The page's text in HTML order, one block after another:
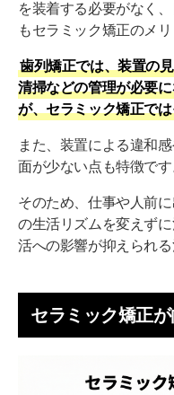
を装着する必要がなく
もセラミック矯正のメリ
歯列矯正では、装置の
清掃などの管理が必要
が、セラミック矯正で
また、装置による違和
面が少ない点も特徴です
そのため、仕事や人前
の生活リズムを変えず
活への影響が抑えられる
セラミック矯正